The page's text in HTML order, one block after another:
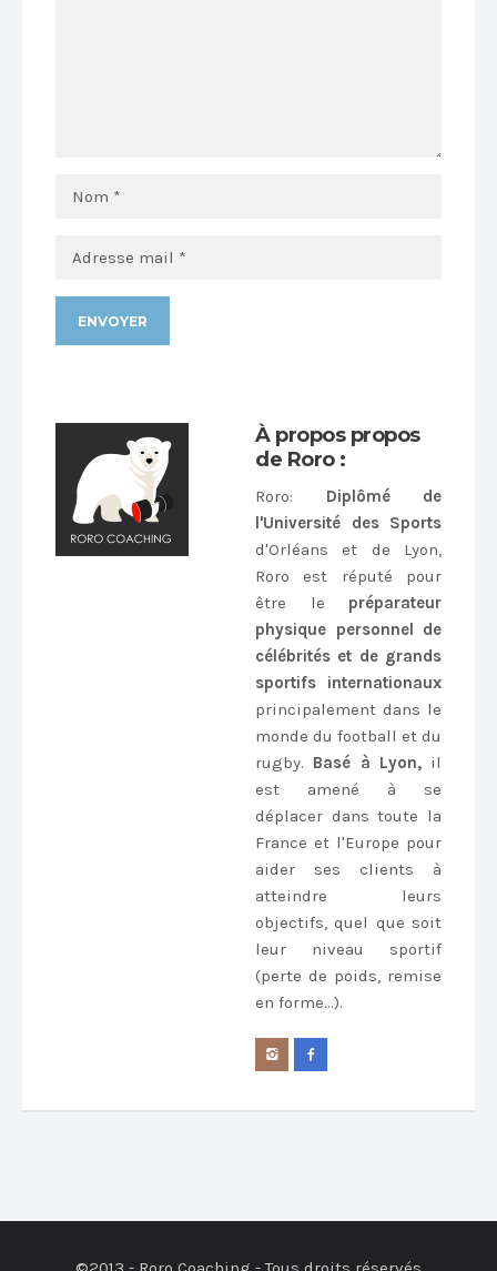
À propos propos
de Roro :
Roro: Diplômé de
l'Université des Sports
d'Orléans et de Lyon,
Roro est réputé pour
être le préparateur
physique personnel de
célébrités et de grands
sportifs internationaux
principalement dans le
monde du football et du
rugby. Basé à Lyon,il
est amené à se
déplacer dans toute la
France et l'Europe pour
aider ses clients à
atteindre leurs
objectifs, quel que soit
leur niveau sportif
(perte de poids, remise
en forme...).